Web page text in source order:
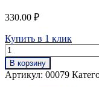
330.00 ₽
Купить в 1 клик
В корзину
Артикул: 00079